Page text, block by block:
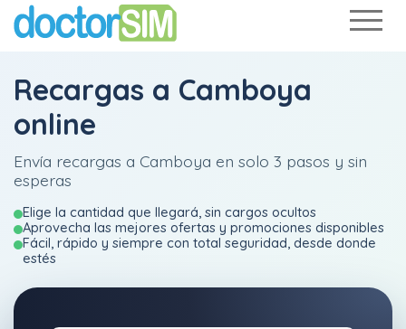
Recargas a Camboya
online
Envía recargas a Camboya en solo 3 pasos y sin
esperas
Elige la cantidad que llegará, sin cargos ocultos
Aprovecha las mejores ofertas y promociones disponibles
Fácil, rápido y siempre con total seguridad, desde donde
estés